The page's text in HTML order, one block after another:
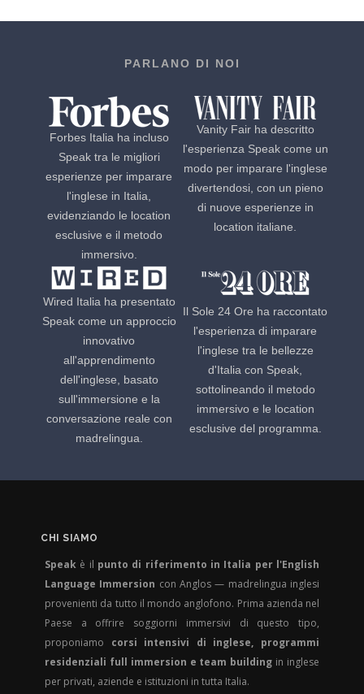
PARLANO DI NOI
Forbes Italia ha incluso
Speak tra le migliori
esperienze per imparare
l'inglese in Italia,
evidenziando le location
esclusive e il metodo
immersivo.
Vanity Fair ha descritto
l'esperienza Speak come un
modo per imparare l'inglese
divertendosi, con un pieno
di nuove esperienze in
location italiane.
Wired Italia ha presentato
Speak come un approccio
innovativo
all'apprendimento
dell'inglese, basato
sull'immersione e la
conversazione reale con
madrelingua.
Il Sole 24 Ore ha raccontato
l'esperienza di imparare
l'inglese tra le bellezze
d'Italia con Speak,
sottolineando il metodo
immersivo e le location
esclusive del programma.
CHI SIAMO
Speak è il punto di riferimento in Italia per l'English
Language Immersion con Anglos — madrelingua inglesi
provenienti da tutto il mondo anglofono. Prima azienda nel
Paese a offrire soggiorni immersivi di questo tipo,
proponiamo corsi intensivi di inglese, programmi
residenziali full immersion e team building in inglese
per privati, aziende e istituzioni in tutta Italia.